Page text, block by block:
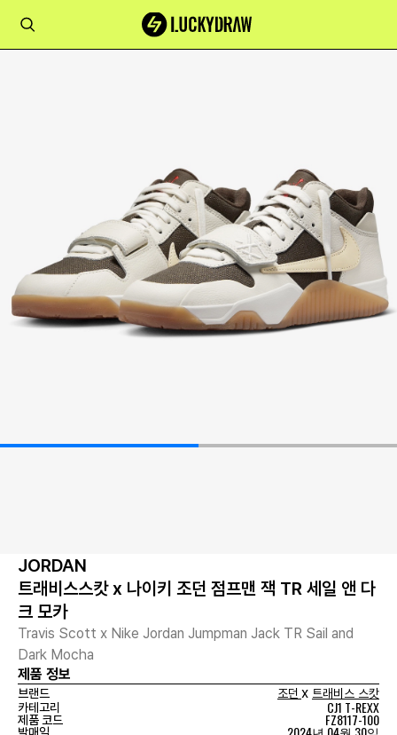
JORDAN
트래비스스캇 x 나이키 조던 점프맨 잭 TR 세일 앤 다
크 모카
Travis Scott x Nike Jordan Jumpman Jack TR Sail and
Dark Mocha
제품 정보
브랜드 조던 x 트래비스 스캇
카테고리
CJ1 T-REXX
제품 코드 FZ8117-100